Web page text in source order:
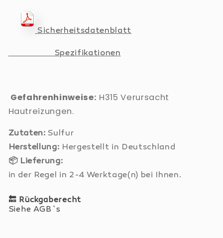
Sicherheitsdatenblatt
Spezifikationen
Gefahrenhinweise: H315 Verursacht
Hautreizungen.
Zutaten:Sulfur
Herstellung: Hergestellt in Deutschland
📦 Lieferung:
in der Regel in 2-4 Werktage(n) bei Ihnen.
🔙 Rückgaberecht
Siehe AGB`s